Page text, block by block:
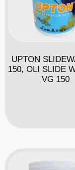
UPTON
150, OLI SLIDE
VG 150